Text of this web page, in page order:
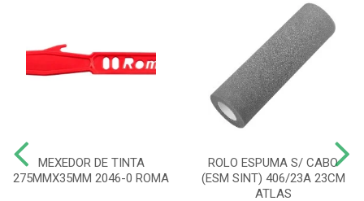
MEXEDOR DE TINTA
275MMX35MM 2046-0 ROMA
ROLO ESPUMA S/ CABO
(ESM SINT) 406/23A 23CM
ATLAS